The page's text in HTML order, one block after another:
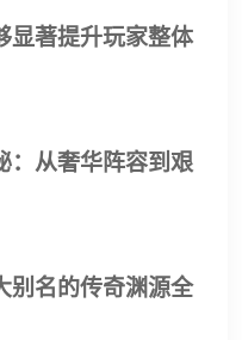
显著提升玩家整体
：从奢华阵容到艰
别名的传奇渊源全